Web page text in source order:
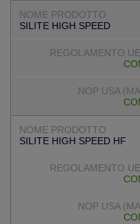
SILITE HIGH SPEED
SILITE HIGH SPEED HF